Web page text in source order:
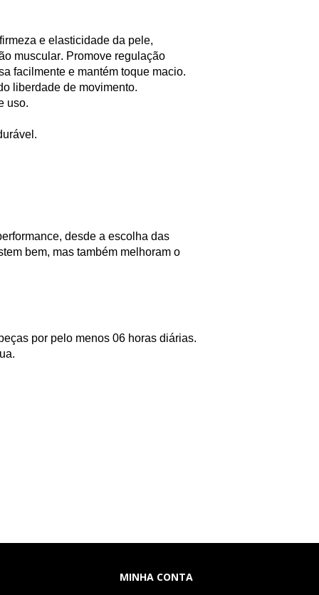
e elasticidade da pele,
muscular. Promove regulação
facilmente e mantém toque macio.
liberdade de movimento.
uso.
desde a escolha das
bem, mas também melhoram o
por pelo menos 06 horas diárias.
MINHA CONTA